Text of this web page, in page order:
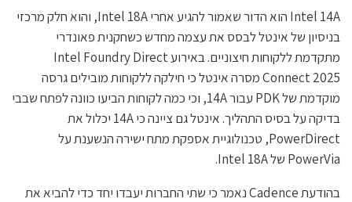
Intel 14A הוא הדור שאמור להגיע אחרי Intel 18A, והוא חלק מרכזי
בניסיון של אינטל לבסס את עצמה מחדש כשחקנית פאונדרי
מתקדמת ללקוחות חיצוניים. באירוע Intel Foundry Direct
Connect 2025 מסרה אינטל כי חילקה ללקוחות מובילים גרסה
מוקדמת של PDK עבור 14A, וכי כמה לקוחות הביעו כוונה לפתח שבבי
בדיקה על בסיס התהליך. אינטל גם ציינה כי 14A יכלול את
PowerDirect, טכנולוגיית אספקת מתח ישירה הנשענת על
PowerVia של Intel 18A.
בהודעת Cadence נאמר כי שתי החברות יעבדו יחד כדי להביא את